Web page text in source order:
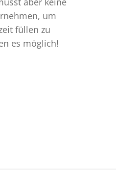
um
füllen zu
es möglich!